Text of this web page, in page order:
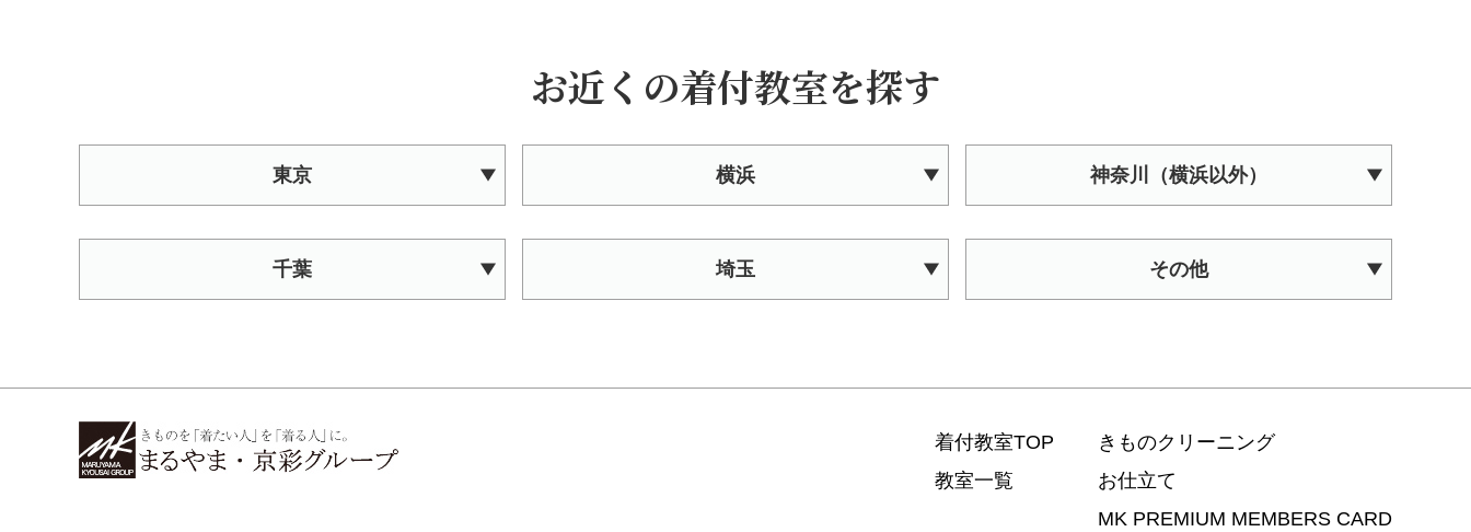
お近くの着付教室を探す
東京 横浜 神奈川（横浜以外）
千葉 埼玉 その他
着付教室TOP
教室一覧
きものクリーニング
お仕立て
MK PREMIUM MEMBERS CARD